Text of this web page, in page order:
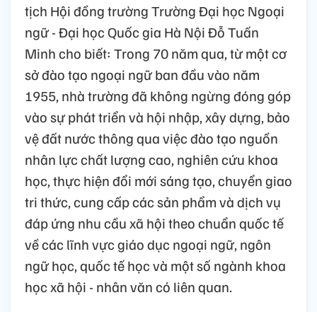
tịch Hội đồng trường Trường Đại học Ngoại
ngữ - Đại học Quốc gia Hà Nội Đỗ Tuấn
Minh cho biết: Trong 70 năm qua, từ một cơ
sở đào tạo ngoại ngữ ban đầu vào năm
1955, nhà trường đã không ngừng đóng góp
vào sự phát triển và hội nhập, xây dựng, bảo
vệ đất nước thông qua việc đào tạo nguồn
nhân lực chất lượng cao, nghiên cứu khoa
học, thực hiện đổi mới sáng tạo, chuyển giao
tri thức, cung cấp các sản phẩm và dịch vụ
đáp ứng nhu cầu xã hội theo chuẩn quốc tế
về các lĩnh vực giáo dục ngoại ngữ, ngôn
ngữ học, quốc tế học và một số ngành khoa
học xã hội - nhân văn có liên quan.